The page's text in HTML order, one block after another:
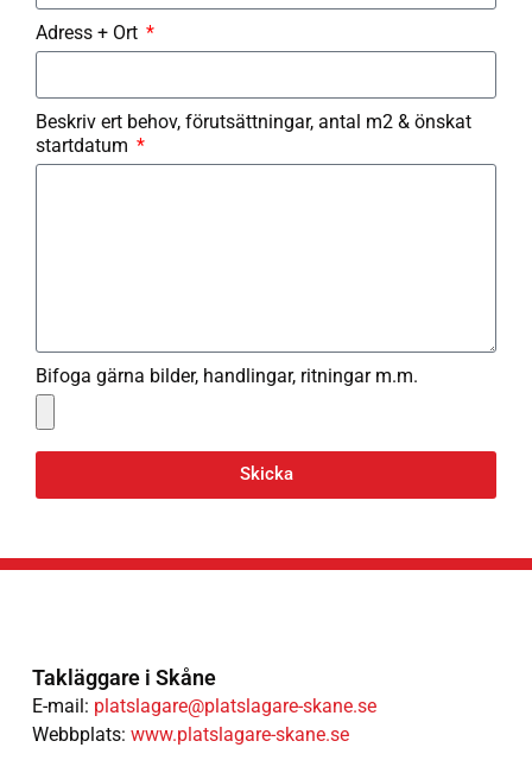
Adress + Ort
Beskriv ert behov, förutsättningar, antal m2 & önskat
startdatum
Bifoga gärna bilder, handlingar, ritningar m.m.
Skicka
Takläggare i Skåne
E-mail: platslagare@platslagare-skane.se
Webbplats: www.platslagare-skane.se